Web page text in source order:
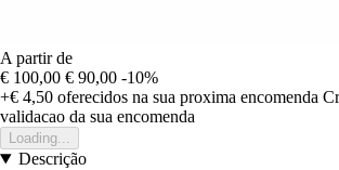
A partir de
€ 100,00 € 90,00 -10%
+€ 4,50 oferecidos na sua proxima encomenda
validacao da sua encomenda
Loading...
Descrição